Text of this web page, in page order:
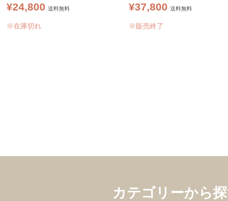
¥24,800 送料無料
※在庫切れ
¥37,800 送料無料
※販売終了
カテゴリーから